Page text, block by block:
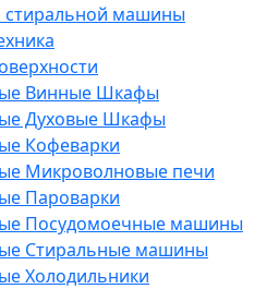
стиральной машины
Винные Шкафы
Духовые Шкафы
Кофеварки
Микроволновые печи
Пароварки
Посудомоечные машины
Стиральные машины
Холодильники